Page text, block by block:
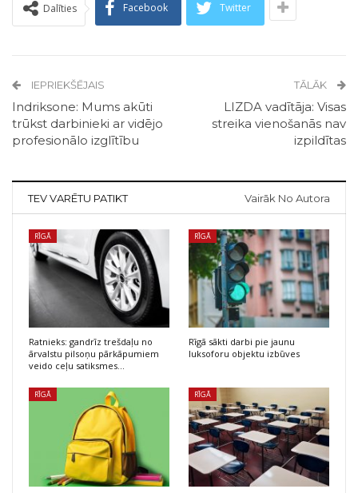
Dalīties Facebook Twitter
IEPRIEKŠĒJAIS
Indriksone: Mums akūti
trūkst darbinieki ar vidējo
profesionālo izglītību
TĀLĀK
LIZDA vadītāja: Visas
streika vienošanās nav
izpildītas
TEV VARĒTU PATIKT Vairāk No Autora
RĪGĀ
Ratnieks: gandrīz trešdaļu no
ārvalstu pilsoņu pārkāpumiem
veido ceļu satiksmes…
RĪGĀ
Rīgā sākti darbi pie jaunu
luksoforu objektu izbūves
RĪGĀ RĪGĀ